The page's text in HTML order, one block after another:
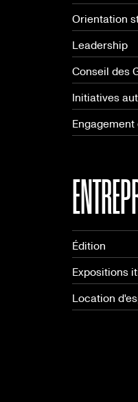
Orientation
Leadership
Conseil des
Initiatives
Édition
Expositions
Location